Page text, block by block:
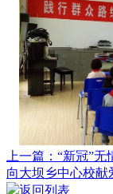
上一篇：“新冠”无
向大坝乡中心校献
返回列表